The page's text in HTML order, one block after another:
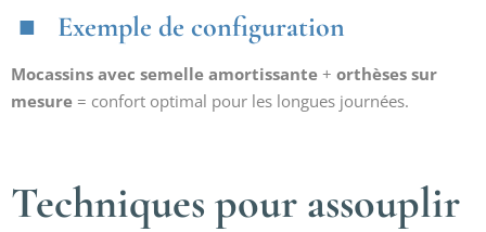
Exemple de configuration
Mocassins avec semelle amortissante + orthèses sur
mesure = confort optimal pour les longues journées.
Techniques pour assouplir